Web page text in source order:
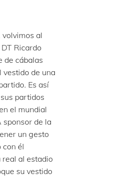
volvimos al
Ricardo
de cábalas
vestido de una
Es así
partidos
el mundial
sponsor de la
un gesto
con él
real al estadio
su vestido